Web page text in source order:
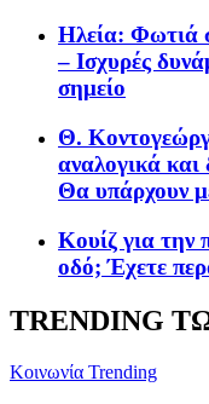
Ηλεία: Φωτιά
– Ισχυρές
σημείο
Θ.
αναλογικά και
Θα υπάρχουν
Κουίζ για την
οδό; Έχετε
TRENDING
Κοινωνία Trending